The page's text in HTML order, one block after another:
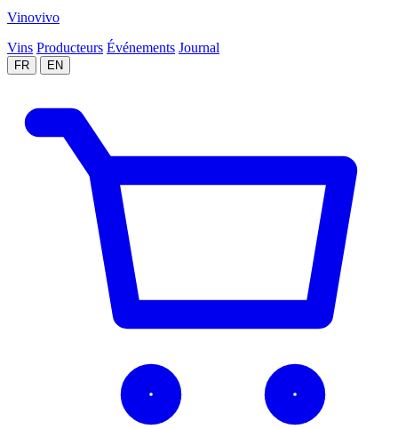
Vinovivo
Vins Producteurs Événements Journal
FR EN